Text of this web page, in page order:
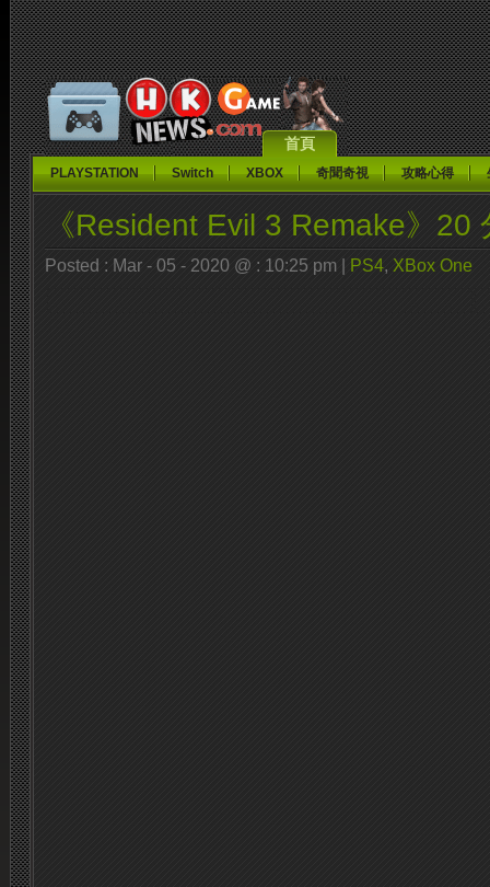
首頁
PLAYSTATION Switch XBOX 奇聞奇視 攻略心得
《Resident Evil 3 Remake》20
Posted : Mar - 05 - 2020 @ : 10:25 pm | PS4, XBox One